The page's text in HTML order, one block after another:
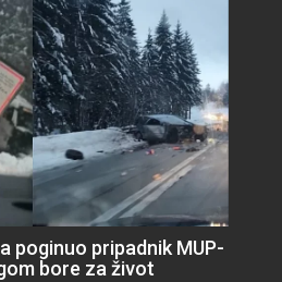
poginuo pripadnik MUP-
bore za život